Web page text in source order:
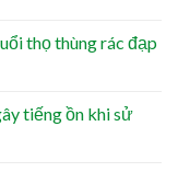
thọ thùng rác đạp
tiếng ồn khi sử